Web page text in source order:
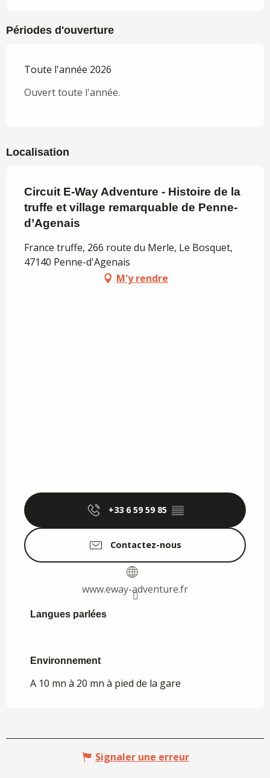
Périodes d'ouverture
Toute l'année 2026
Ouvert toute l'année.
Localisation
Circuit E-Way Adventure - Histoire de la
truffe et village remarquable de Penne-
d’Agenais
France truffe, 266 route du Merle, Le Bosquet,
47140 Penne-d'Agenais
M'y rendre
+33 6 59 59 85 ▒▒
Contactez-nous
www.eway-adventure.fr
Langues parlées
Langues parlées
Environnement
Environnement
A 10 mn à 20 mn à pied de la gare
Signaler une erreur